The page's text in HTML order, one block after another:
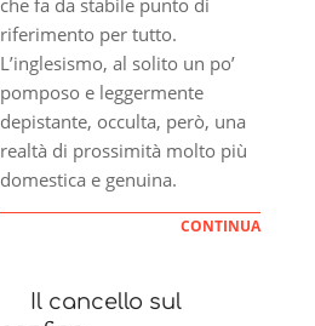
riferimento per tutto.
L’inglesismo, al solito un po’
pomposo e leggermente
depistante, occulta, però, una
realtà di prossimità molto più
domestica e genuina.
CONTINUA
Il cancello sul